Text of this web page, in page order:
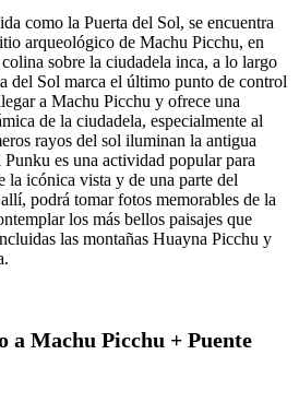
como la Puerta del Sol, se encuentra
arqueológico de Machu Picchu, en
sobre la ciudadela inca, a lo largo
del Sol marca el último punto de control
a Machu Picchu y ofrece una
de la ciudadela, especialmente al
rayos del sol iluminan la antigua
es una actividad popular para
la icónica vista y de una parte del
podrá tomar fotos memorables de la
los más bellos paisajes que
las montañas Huayna Picchu y
a Machu Picchu + Puente